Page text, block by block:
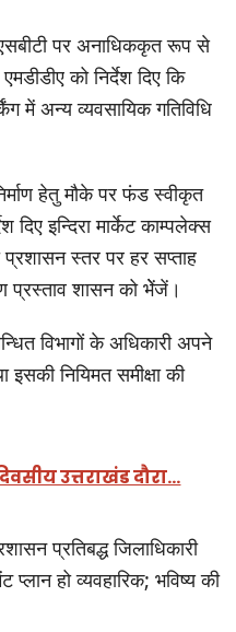
पर अनाधिककृत रूप से
को निर्देश दिए कि
में अन्य व्यवसायिक गतिविधि
हेतु मौके पर फंड स्वीकृत
दिए इन्दिरा मार्केट काम्पलेक्स
प्रशासन स्तर पर हर सप्ताह
प्रस्ताव शासन को भेेंजें।
विभागों के अधिकारी अपने
नियिमत समीक्षा की
उत्तराखंड दौरा…
प्रतिबद्ध जिलाधिकारी
हो व्यवहारिक; भविष्य की